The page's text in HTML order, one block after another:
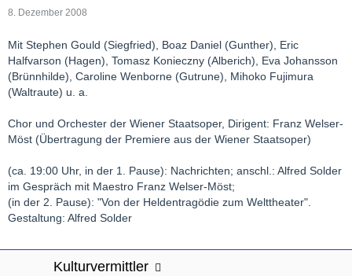
8. Dezember 2008
Mit Stephen Gould (Siegfried), Boaz Daniel (Gunther), Eric
Halfvarson (Hagen), Tomasz Konieczny (Alberich), Eva Johansson
(Brünnhilde), Caroline Wenborne (Gutrune), Mihoko Fujimura
(Waltraute) u. a.
Chor und Orchester der Wiener Staatsoper, Dirigent: Franz Welser-
Möst (Übertragung der Premiere aus der Wiener Staatsoper)
(ca. 19:00 Uhr, in der 1. Pause): Nachrichten; anschl.: Alfred Solder
im Gespräch mit Maestro Franz Welser-Möst;
(in der 2. Pause): "Von der Heldentragödie zum Welttheater".
Gestaltung: Alfred Solder
Kulturvermittler